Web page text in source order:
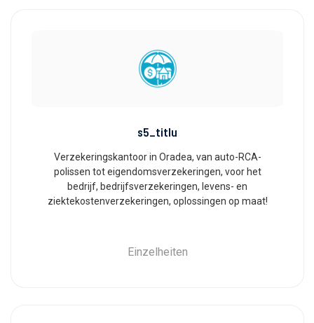
s5_titlu
Verzekeringskantoor in Oradea, van auto-RCA-
polissen tot eigendomsverzekeringen, voor het
bedrijf, bedrijfsverzekeringen, levens- en
ziektekostenverzekeringen, oplossingen op maat!
Einzelheiten